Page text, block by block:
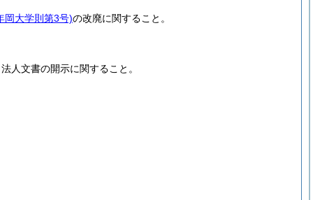
岡大学則第3号)の改廃に関すること。
人文書の開示に関すること。